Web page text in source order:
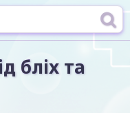
бліх та